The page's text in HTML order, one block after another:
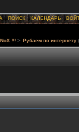
ПОИСК КАЛЕНДАРЬ
!!! > Рубаем по интернету